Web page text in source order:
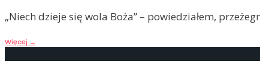
„Niech dzieje się wola Boża” – powiedziałem,
Więcej →